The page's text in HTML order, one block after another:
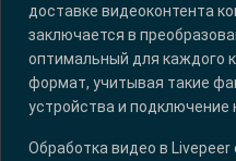
доставке видеоконтента
заключается в
оптимальный для каждого
формат, учитывая такие
устройства и подключение
Обработка видео в